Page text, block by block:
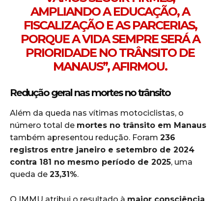
AMPLIANDO A EDUCAÇÃO, A
FISCALIZAÇÃO E AS PARCERIAS,
PORQUE A VIDA SEMPRE SERÁ A
PRIORIDADE NO TRÂNSITO DE
MANAUS”, AFIRMOU.
Redução geral nas mortes no trânsito
Além da queda nas vítimas motociclistas, o
número total de mortes no trânsito em Manaus
também apresentou redução. Foram 236
registros entre janeiro e setembro de 2024
contra 181 no mesmo período de 2025, uma
queda de 23,31%.
O IMMU atribui o resultado à maior consciência